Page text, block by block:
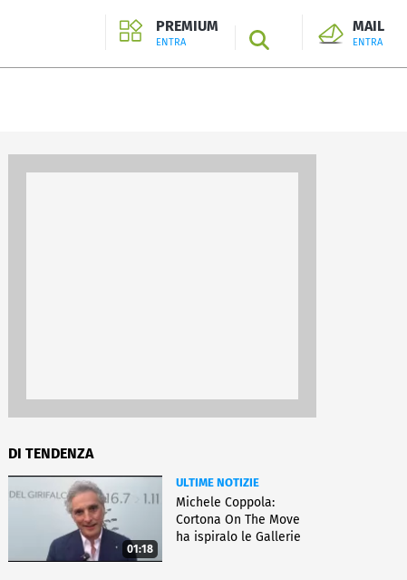
PREMIUM
ENTRA SEARCH
MAIL
ENTRA
DI TENDENZA
01:18
ULTIME NOTIZIE
Michele Coppola:
Cortona On The Move
ha ispiralo le Gallerie